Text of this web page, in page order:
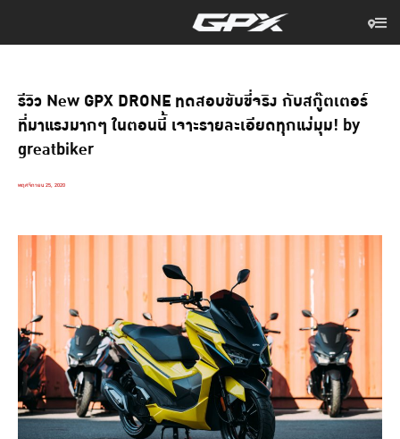
รีวิว New GPX DRONE ทดสอบขับขี่จริง กับสกู๊ตเตอร์
ที่มาแรงมากๆ ในตอนนี้ เจาะรายละเอียดทุกแง่มุม! by
greatbiker
พฤศจิกายน 25, 2020